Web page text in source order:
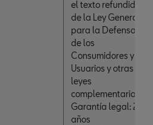
el texto refundido
de la Ley General
para la Defensa
de los
Consumidores y
Usuarios y otras
leyes
complementarias:
Garantía legal: 2
años